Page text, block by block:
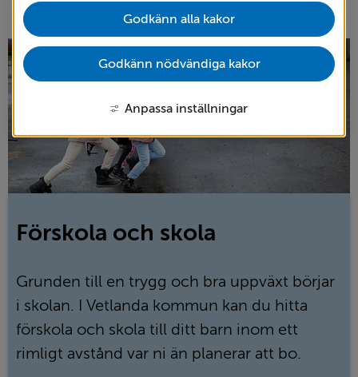
Godkänn alla kakor
Godkänn nödvändiga kakor
Anpassa inställningar
Förskola och skola
Grunden till en trygg och bra uppväxt börjar
i skolan. I Vetlanda kommun kan du hitta
förskola och skola till ditt barn inom ett
rimligt avstånd var ni än planerar att bo.